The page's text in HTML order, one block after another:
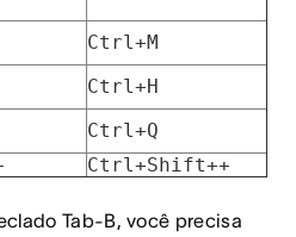
Ctrl+M
Ctrl+H
Ctrl+Q
Ctrl+Shift++
Tab-B, você precisa